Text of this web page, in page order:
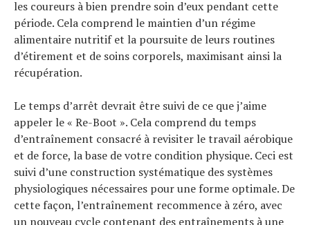
les coureurs à bien prendre soin d’eux pendant cette
période. Cela comprend le maintien d’un régime
alimentaire nutritif et la poursuite de leurs routines
d’étirement et de soins corporels, maximisant ainsi la
récupération.
Le temps d’arrêt devrait être suivi de ce que j’aime
appeler le « Re-Boot ». Cela comprend du temps
d’entraînement consacré à revisiter le travail aérobique
et de force, la base de votre condition physique. Ceci est
suivi d’une construction systématique des systèmes
physiologiques nécessaires pour une forme optimale. De
cette façon, l’entraînement recommence à zéro, avec
un nouveau cycle contenant des entraînements à une